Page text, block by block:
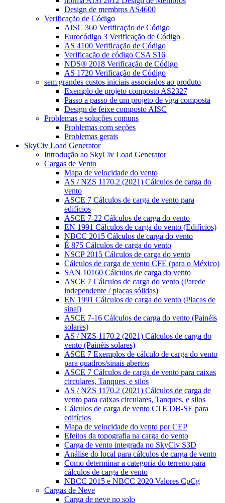
Design de membros AS4600
Verificação de Código
AISC 360 Verificação de Código
Eurocódigo 3 Verificação de Código
AS 4100 Verificação de Código
Verificação de código CSA S16
NDS® 2018 Verificação de Código
AS 1720 Verificação de Código
sem grandes custos iniciais associados ao produto
Exemplo de projeto composto AS2327
Passo a passo de um projeto de viga composta
Design de feixe composto AISC
Problemas e soluções comuns
Problemas com seções
Problemas gerais
SkyCiv Load Generator
Introdução ao SkyCiv Load Generator
Cargas de Vento
Mapa de velocidade do vento
AS / NZS 1170.2 (2021) Cálculos de carga do
vento
ASCE 7 Cálculos de carga de vento para
edifícios
ASCE 7-22 Cálculos de carga do vento
EN 1991 Cálculos de carga do vento (Edifícios)
NBCC 2015 Cálculos de carga do vento
É 875 Cálculos de carga do vento
NSCP 2015 Cálculos de carga do vento
Cálculos de carga de vento CFE (para o México)
SAN 10160 Cálculos de carga do vento
ASCE 7 Cálculos de carga do vento (Parede
independente / placas sólidas)
EN 1991 Cálculos de carga do vento (Placas de
sinal)
ASCE 7-16 Cálculos de carga do vento (Painéis
solares)
AS / NZS 1170.2 (2021) Cálculos de carga do
vento (Painéis solares)
ASCE 7 Exemplos de cálculo de carga do vento
para quadros/sinais abertos
ASCE 7 Cálculos de carga de vento para caixas
circulares, Tanques, e silos
AS / NZS 1170.2 (2021) Cálculos de carga de
vento para caixas circulares, Tanques, e silos
Cálculos de carga de vento CTE DB-SE para
edifícios
Mapa de velocidade do vento por CEP
Efeitos da topografia na carga do vento
Carga de vento integrada no SkyCiv S3D
Análise do local para cálculos de carga de vento
Como determinar a categoria do terreno para
cálculos de carga de vento
NBCC 2015 e NBCC 2020 Valores CpCg
Cargas de Neve
Carga de neve no solo